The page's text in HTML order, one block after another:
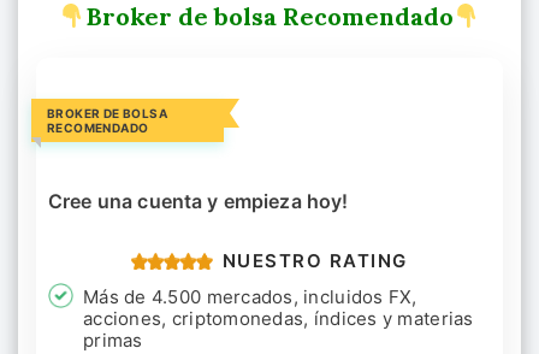
Broker de bolsa Recomendado
BROKER DE BOLSA
RECOMENDADO
Cree una cuenta y empieza hoy!
NUESTRO RATING
Más de 4.500 mercados, incluidos FX,
acciones, criptomonedas, índices y materias
primas